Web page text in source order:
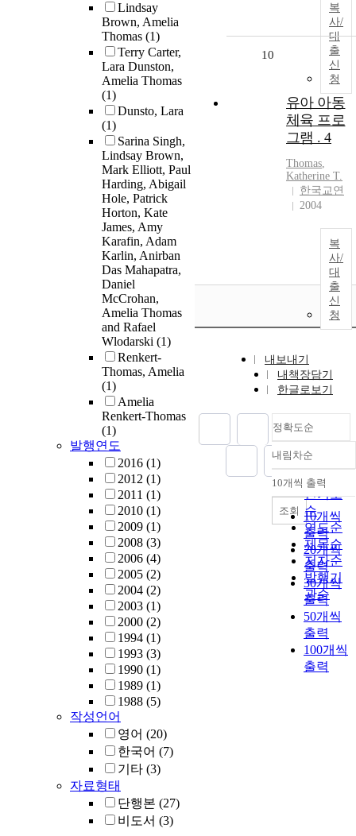
Lindsay
Brown, Amelia
Thomas (1)
Terry Carter,
Lara Dunston,
Amelia Thomas
(1)
Dunsto, Lara
(1)
Sarina Singh,
Lindsay Brown,
Mark Elliott, Paul
Harding, Abigail
Hole, Patrick
Horton, Kate
James, Amy
Karafin, Adam
Karlin, Anirban
Das Mahapatra,
Daniel
McCrohan,
Amelia Thomas
and Rafael
Wlodarski (1)
Renkert-
Thomas, Amelia
(1)
Amelia
Renkert-Thomas
(1)
발행연도
2016 (1)
2012 (1)
2011 (1)
2010 (1)
2009 (1)
2008 (3)
2006 (4)
2005 (2)
2004 (2)
2003 (1)
2000 (2)
1994 (1)
1993 (3)
1990 (1)
1989 (1)
1988 (5)
작성언어
영어 (20)
한국어 (7)
기타 (3)
자료형태
단행본 (27)
비도서 (3)
복
사/
대
출
신
청
10
유아 아동
체육 프로
그램 . 4
Thomas,
Katherine T.
한국교연
2004
복
사/
대
출
신
청
내보내기
내책장담기
한글로보기
정확도순
정확도
순
인기도
순
연도순
제목순
저자순
발행기
관순
내림차순
내림차순
10개씩 출력
10개씩
출력
20개씩
출력
30개씩
출력
50개씩
출력
100개씩
출력
조회